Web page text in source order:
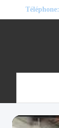
Téléphone: